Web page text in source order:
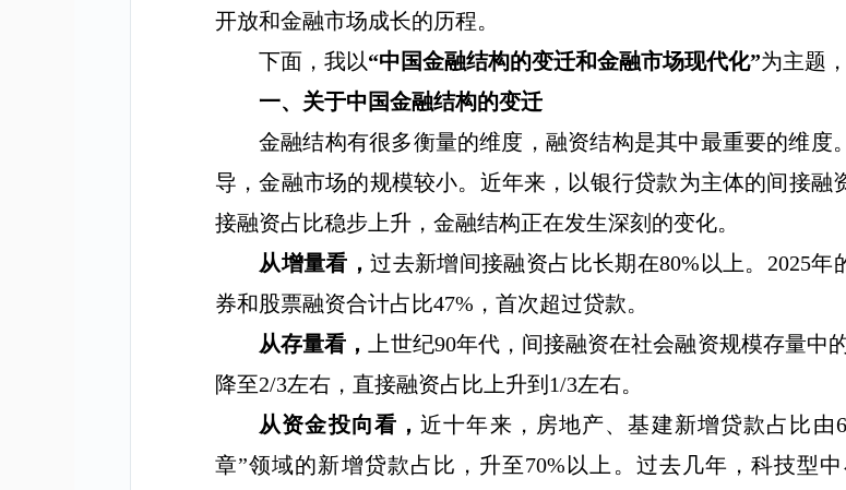
开放和金融市场成长的历程。
下面，我以“中国金融结构的变迁和金融市场现代化”为主题
一、关于中国金融结构的变迁
金融结构有很多衡量的维度，融资结构是其中最重要的维
导，金融市场的规模较小。近年来，以银行贷款为主体的间接
接融资占比稳步上升，金融结构正在发生深刻的变化。
从增量看，过去新增间接融资占比长期在80% 以上。 2025年
券和股票融资合计占比47% ，首次超过贷款。
从存量看，
上世纪90年代，间接融资在社会融资规模存量中
降至2/3左右，直接融资占比上升到 1/3左右。
从资金投向看，近十年来，房地产、基建新增贷款占比由
章”领域的新增贷款占比，升至70% 以上。过去几年，科技型